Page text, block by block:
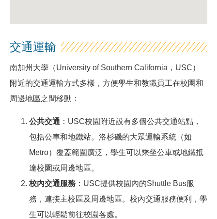
交通運輸
南加州大學（University of Southern California，USC）
附近的交通運輸方式多樣，方便學生和教職員工在校園和
周邊地區之間移動：
公共交通 ：USC校園附近設有多個公共交通站點，
包括公車和地鐵站。洛杉磯的大眾運輸系統（如
Metro）覆蓋範圍廣泛，學生可以乘坐公車或地鐵抵
達校園或周邊地區。
校內交通服務 ：USC提供校園內的Shuttle Bus服
務，連接主校區及周邊地區。校內交通服務便利，學
生可以輕鬆前往校園各處。